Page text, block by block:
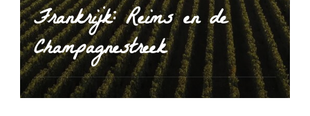
Frankrijk: Reims en de
Champagnestreek